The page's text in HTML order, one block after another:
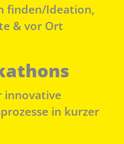
finden/Ideation,
& vor Ort
innovative
in kurzer